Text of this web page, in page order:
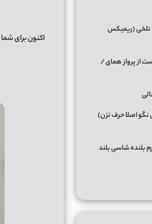
تلخی (ریمیکس
از پرواز همای /
نگو اصلا حرف نزن)
بلنده شاسی بلند